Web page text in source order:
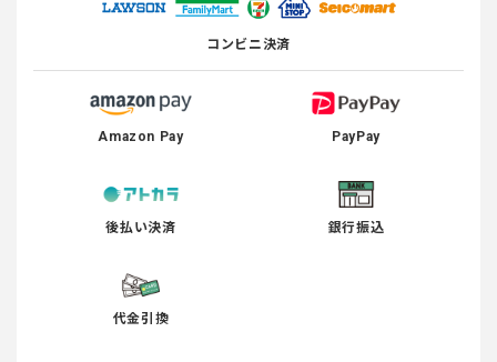
コンビニ決済
Amazon Pay PayPay
後払い決済 銀行振込
代金引換